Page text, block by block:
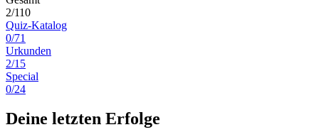
2/110
Quiz-Katalog
0/71
Urkunden
2/15
Special
0/24
Deine letzten Erfolge